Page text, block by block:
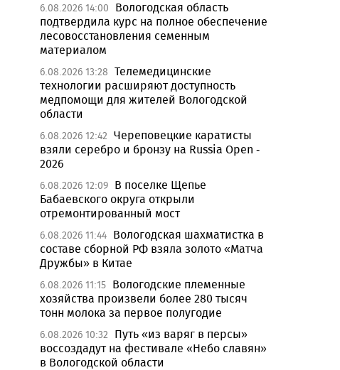
6.08.2026 14:00
Вологодская область
подтвердила курс на полное обеспечение
лесовосстановления семенным
материалом
6.08.2026 13:28 Телемедицинские
технологии расширяют доступность
медпомощи для жителей Вологодской
области
6.08.2026 12:42 Череповецкие каратисты
взяли серебро и бронзу на Russia Open -
2026
6.08.2026 12:09 В поселке Щепье
Бабаевского округа открыли
отремонтированный мост
6.08.2026 11:44 Вологодская шахматистка в
составе сборной РФ взяла золото «Матча
Дружбы» в Китае
6.08.2026 11:15 Вологодские племенные
хозяйства произвели более 280 тысяч
тонн молока за первое полугодие
6.08.2026 10:32
Путь «из варяг в персы»
воссоздадут на фестивале «Небо славян»
в Вологодской области